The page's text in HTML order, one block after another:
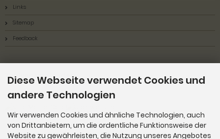
Links
Sitemap
Feedback
Zahlungsmethoden
Diese Webseite verwendet Cookies und
andere Technologien
Wir verwenden Cookies und ähnliche Technologien, auch
von Drittanbietern, um die ordentliche Funktionsweise der
Website zu gewährleisten, die Nutzung unseres Angebotes